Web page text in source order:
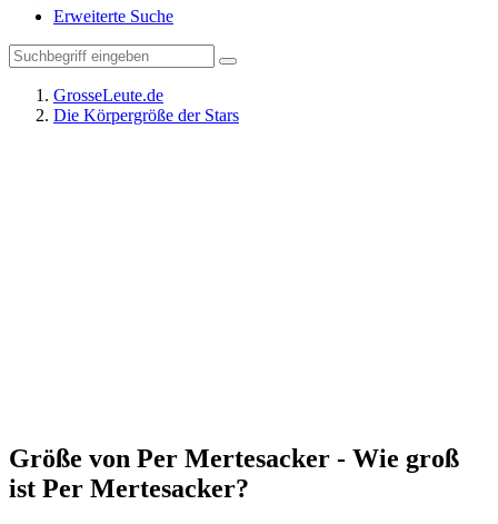
Erweiterte Suche
GrosseLeute.de
Die Körpergröße der Stars
Größe von Per Mertesacker - Wie groß
ist Per Mertesacker?